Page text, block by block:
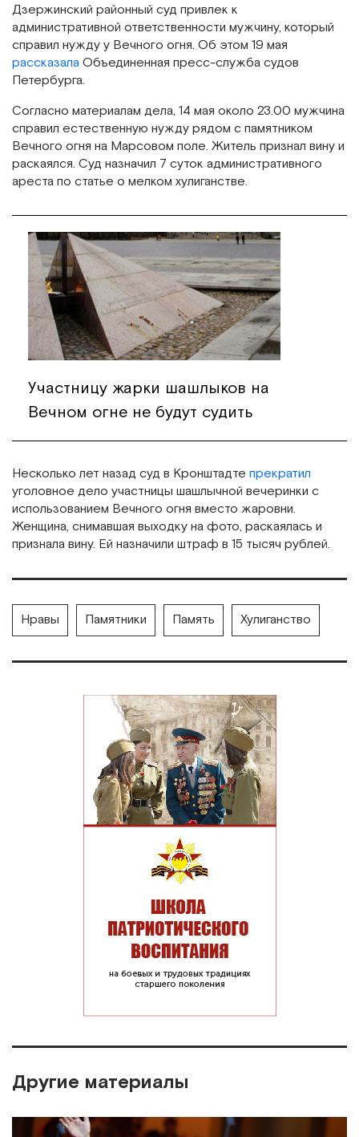
Дзержинский районный суд привлек к
административной ответственности мужчину, который
справил нужду у Вечного огня. Об этом 19 мая
рассказалаОбъединенная пресс-служба судов
Петербурга.
Согласно материалам дела, 14 мая около 23.00 мужчина
справил естественную нужду рядом с памятником
Вечного огня на Марсовом поле. Житель признал вину и
раскаялся. Суд назначил 7 суток административного
ареста по статье о мелком хулиганстве.
Участницу жарки шашлыков на
Вечном огне не будут судить
Несколько лет назад суд в Кронштадте прекратил
уголовное дело участницы шашлычной вечеринки с
использованием Вечного огня вместо жаровни.
Женщина, снимавшая выходку на фото, раскаялась и
признала вину. Ей назначили штраф в 15 тысяч рублей.
Нравы Памятники Память Хулиганство
Другие материалы